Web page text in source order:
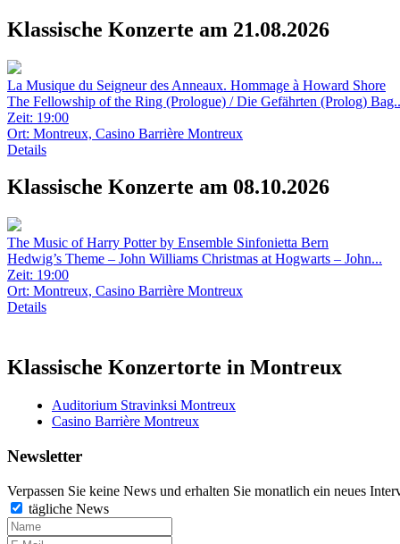
Klassische Konzerte am 21.08.2026
La Musique du Seigneur des Anneaux. Hommage à Howard Shore
The Fellowship of the Ring (Prologue) / Die Gefährten (Prolog)
Zeit: 19:00
Ort: Montreux, Casino Barrière Montreux
Details
Klassische Konzerte am 08.10.2026
The Music of Harry Potter by Ensemble Sinfonietta Bern
Hedwig’s Theme – John Williams Christmas at Hogwarts – John...
Zeit: 19:00
Ort: Montreux, Casino Barrière Montreux
Details
Klassische Konzertorte in Montreux
Auditorium Stravinksi Montreux
Casino Barrière Montreux
Newsletter
Verpassen Sie keine News und erhalten Sie monatlich ein neues
tägliche News